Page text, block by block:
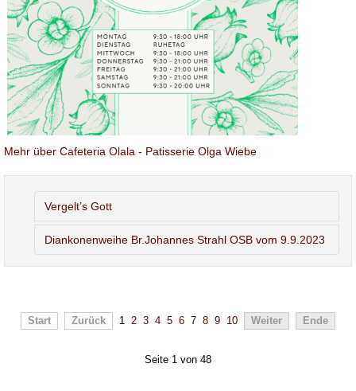
Mehr über Cafeteria Olala - Patisserie Olga Wiebe
Vergelt’s Gott
Diankonenweihe Br.Johannes Strahl OSB vom 9.9.2023
Start Zurück 1 2 3 4 5 6 7 8 9 10 Weiter Ende
Seite 1 von 48